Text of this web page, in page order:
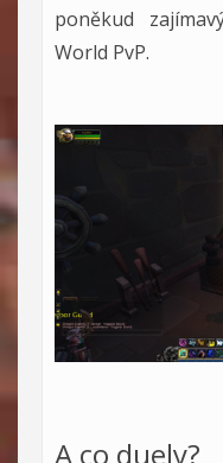
poněkud
World PvP.
A co duely?